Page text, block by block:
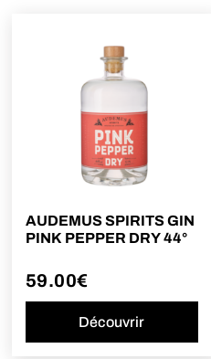
AUDEMUS SPIRITS GIN
PINK PEPPER DRY 44°
59.00€
Découvrir